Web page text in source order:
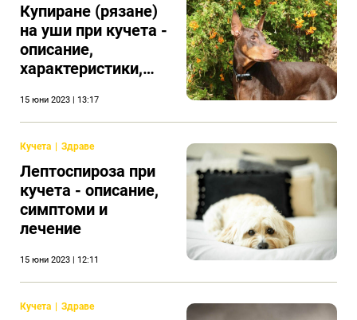
Купиране (рязане)
на уши при кучета -
описание,
характеристики,
усложнения
15 юни 2023 | 13:17
Кучета Здраве
Лептоспироза при
кучета - описание,
симптоми и
лечение
15 юни 2023 | 12:11
Кучета Здраве